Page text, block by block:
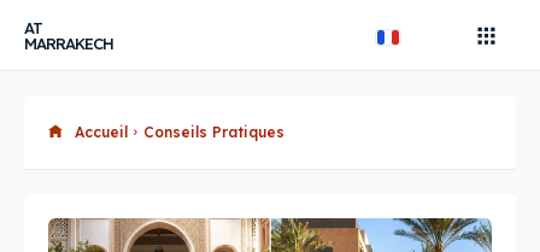
AT
MARRAKECH
Accueil Conseils Pratiques